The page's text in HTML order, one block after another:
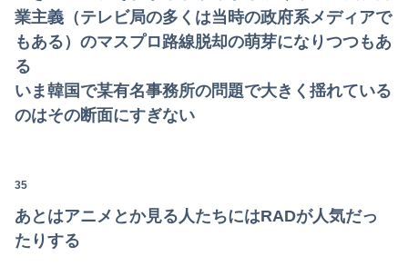
業主義（テレビ局の多くは当時の政府系メディアで
もある）のマスプロ路線脱却の萌芽になりつつもあ
る
いま韓国で某有名事務所の問題で大きく揺れている
のはその断面にすぎない
35
あとはアニメとか見る人たちにはRADが人気だっ
たりする